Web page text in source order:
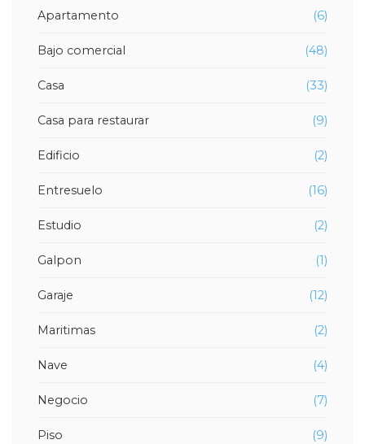
Apartamento (6)
Bajo comercial (48)
Casa (33)
Casa para restaurar (9)
Edificio (2)
Entresuelo (16)
Estudio (2)
Galpon (1)
Garaje (12)
Maritimas (2)
Nave (4)
Negocio (7)
Piso (9)